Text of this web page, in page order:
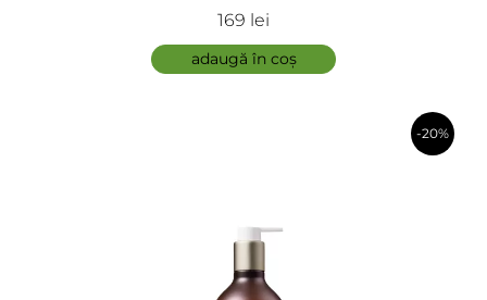
Protect and Prevent
169 lei
adaugă în coș
-20%